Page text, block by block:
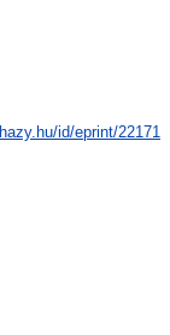
id/eprint/22171